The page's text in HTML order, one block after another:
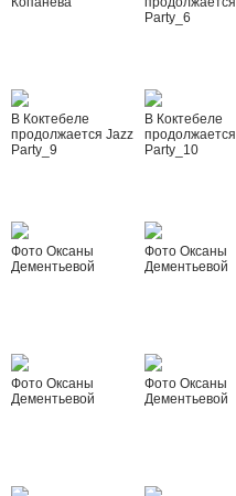
Party_6
В Коктебеле
продолжается Jazz
Party_9
В Коктебеле
Party_10
Фото Оксаны
Дементьевой
Фото Оксаны
Дементьевой
Фото Оксаны
Дементьевой
Фото Оксаны
Дементьевой